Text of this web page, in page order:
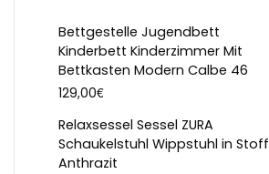
Bettgestelle Jugendbett
Kinderbett Kinderzimmer Mit
Bettkasten Modern Calbe 46
129,00€
Relaxsessel Sessel ZURA
Schaukelstuhl Wippstuhl in Stoff
Anthrazit